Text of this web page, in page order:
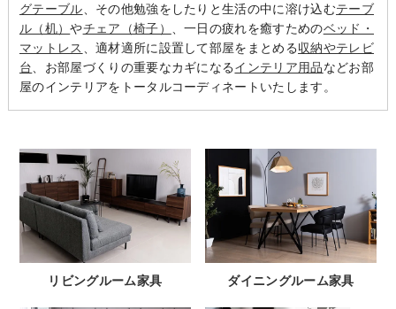
グテーブル 、その他勉強をしたりと生活の中に溶け込むテーブ
ル（机）やチェア（椅子） 、一日の疲れを癒すためのベッド・
マットレス
、適材適所に設置して部屋をまとめる収納やテレビ
台 、お部屋づくりの重要なカギになるインテリア用品などお部
屋のインテリアをトータルコーディネートいたします。
リビングルーム家具 ダイニングルーム家具